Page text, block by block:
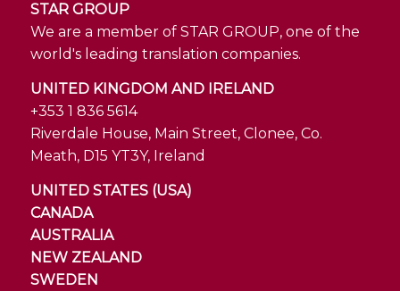
STAR GROUP
We are a member of STAR GROUP, one of the
world's leading translation companies.
UNITED KINGDOM AND IRELAND
+353 1 836 5614
Riverdale House, Main Street, Clonee, Co.
Meath, D15 YT3Y, Ireland
UNITED STATES (USA)
CANADA
AUSTRALIA
NEW ZEALAND
SWEDEN